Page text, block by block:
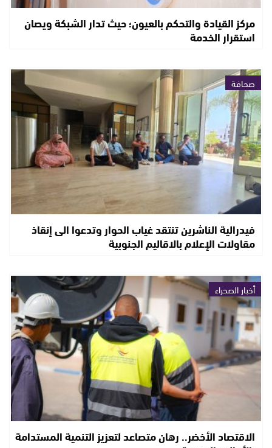
مركز القيادة والتحكم بالعيون؛ حيث تدار الشبكة ويصان
استقرار الخدمة
صحافة
فيدرالية الناشرين تنتقد غياب الحوار وتدعوا الى إنقاذ
مقاولات الإعلام بالاقاليم الجنوبية
أخبار الصحراء
الاقتصاد الأخضر.. رهان متصاعد لتعزيز التنمية المستدامة